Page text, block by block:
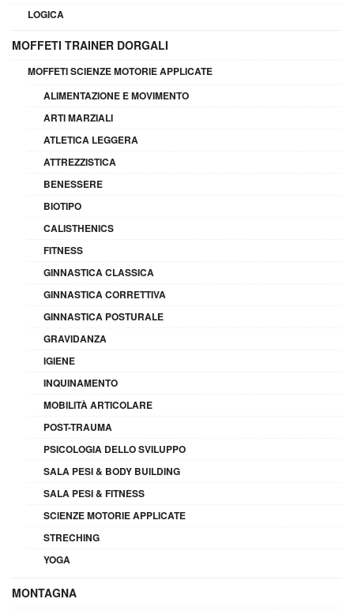
LOGICA
MOFFETI TRAINER DORGALI
MOFFETI SCIENZE MOTORIE APPLICATE
ALIMENTAZIONE E MOVIMENTO
ARTI MARZIALI
ATLETICA LEGGERA
ATTREZZISTICA
BENESSERE
BIOTIPO
CALISTHENICS
FITNESS
GINNASTICA CLASSICA
GINNASTICA CORRETTIVA
GINNASTICA POSTURALE
GRAVIDANZA
IGIENE
INQUINAMENTO
MOBILITÀ ARTICOLARE
POST-TRAUMA
PSICOLOGIA DELLO SVILUPPO
SALA PESI & BODY BUILDING
SALA PESI & FITNESS
SCIENZE MOTORIE APPLICATE
STRECHING
YOGA
MONTAGNA